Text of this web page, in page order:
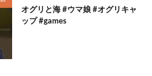
オグリと海 #ウマ娘 #オグリキャ
ップ #games